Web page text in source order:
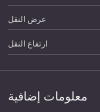
عرض النقل
ارتفاع النقل
معلومات إضافية